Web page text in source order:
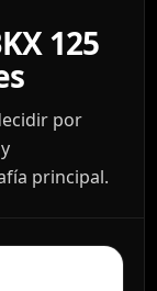
125
por
principal.